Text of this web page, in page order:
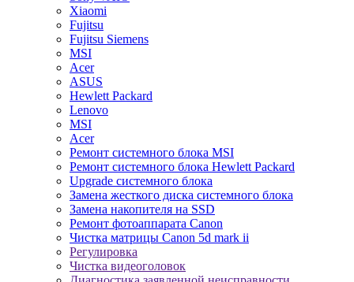
Xiaomi
Fujitsu
Fujitsu Siemens
MSI
Acer
ASUS
Hewlett Packard
Lenovo
MSI
Acer
Ремонт системного блока MSI
Ремонт системного блока Hewlett Packard
Upgrade системного блока
Замена жесткого диска системного блока
Замена накопителя на SSD
Ремонт фотоаппарата Canon
Чистка матрицы Canon 5d mark ii
Регулировка
Чистка видеоголовок